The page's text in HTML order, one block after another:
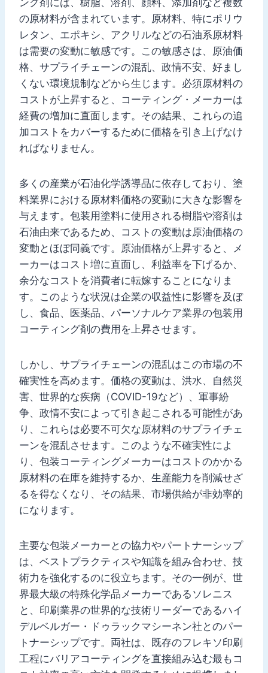
の原材料が含まれています。原材料、特にポリウ
レタン、エポキシ、アクリルなどの石油系原材料
は需要の変動に敏感です。この敏感さは、原油価
格、サプライチェーンの混乱、政情不安、好まし
くない環境規制などから生じます。必須原材料の
コストが上昇すると、コーティング・メーカーは
経費の増加に直面します。その結果、これらの追
加コストをカバーするために価格を引き上げなけ
ればなりません。
多くの産業が石油化学誘導品に依存しており、塗
料業界における原材料価格の変動に大きな影響を
与えます。包装用塗料に使用される樹脂や溶剤は
石油由来であるため、コストの変動は原油価格の
変動とほぼ同義です。原油価格が上昇すると、メ
ーカーはコスト増に直面し、利益率を下げるか、
余分なコストを消費者に転嫁することになりま
す。このような状況は企業の収益性に影響を及ぼ
し、食品、医薬品、パーソナルケア業界の包装用
コーティング剤の費用を上昇させます。
しかし、サプライチェーンの混乱はこの市場の不
確実性を高めます。価格の変動は、洪水、自然災
害、世界的な疾病（COVID-19など）、軍事紛
争、政情不安によって引き起こされる可能性があ
り、これらは必要不可欠な原材料のサプライチェ
ーンを混乱させます。このような不確実性によ
り、包装コーティングメーカーはコストのかかる
原材料の在庫を維持するか、生産能力を削減せざ
るを得なくなり、その結果、市場供給が非効率的
になります。
主要な包装メーカーとの協力やパートナーシップ
は、ベストプラクティスや知識を組み合わせ、技
術力を強化するのに役立ちます。その一例が、世
界最大級の特殊化学品メーカーであるソレニス
と、印刷業界の世界的な技術リーダーであるハイ
デルベルガー・ドゥラックマシーネン社とのパー
トナーシップです。両社は、既存のフレキソ印刷
工程にバリアコーティングを直接組み込む最もコ